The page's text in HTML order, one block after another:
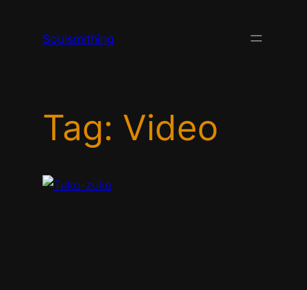
Soulsmithing
Tag: Video